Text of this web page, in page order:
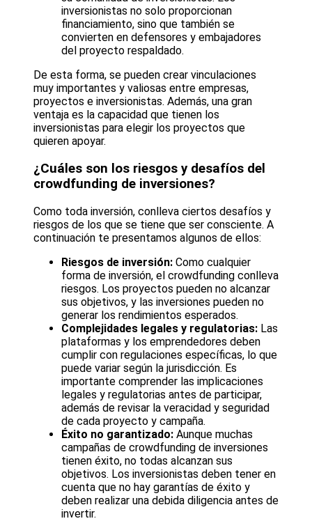
inversionistas no solo proporcionan
financiamiento, sino que también se
convierten en defensores y embajadores
del proyecto respaldado.
De esta forma, se pueden crear vinculaciones
muy importantes y valiosas entre empresas,
proyectos e inversionistas. Además, una gran
ventaja es la capacidad que tienen los
inversionistas para elegir los proyectos que
quieren apoyar.
¿Cuáles son los riesgos y desafíos del
crowdfunding de inversiones?
Como toda inversión, conlleva ciertos desafíos y
riesgos de los que se tiene que ser consciente. A
continuación te presentamos algunos de ellos:
Riesgos de inversión: Como cualquier
forma de inversión, el crowdfunding conlleva
riesgos. Los proyectos pueden no alcanzar
sus objetivos, y las inversiones pueden no
generar los rendimientos esperados.
Complejidades legales y regulatorias: Las
plataformas y los emprendedores deben
cumplir con regulaciones específicas, lo que
puede variar según la jurisdicción. Es
importante comprender las implicaciones
legales y regulatorias antes de participar,
además de revisar la veracidad y seguridad
de cada proyecto y campaña.
Éxito no garantizado: Aunque muchas
campañas de crowdfunding de inversiones
tienen éxito, no todas alcanzan sus
objetivos. Los inversionistas deben tener en
cuenta que no hay garantías de éxito y
deben realizar una debida diligencia antes de
invertir.